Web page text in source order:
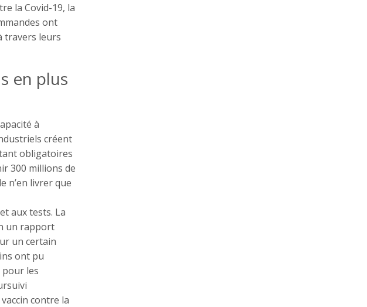
la Covid-19, la
ont
travers leurs
en plus
à
créent
obligatoires
300 millions de
n’en livrer que
aux tests. La
un rapport
un certain
ont pu
pour les
contre la